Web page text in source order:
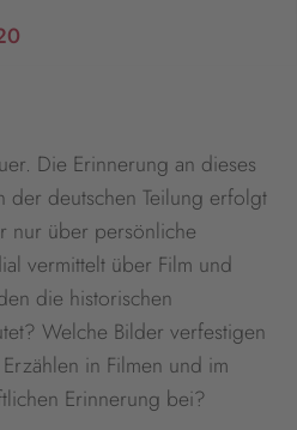
Die Erinnerung an dieses
der deutschen Teilung erfolgt
nur über persönliche
vermittelt über Film und
die historischen
Welche Bilder verfestigen
in Filmen und im
Erinnerung bei?